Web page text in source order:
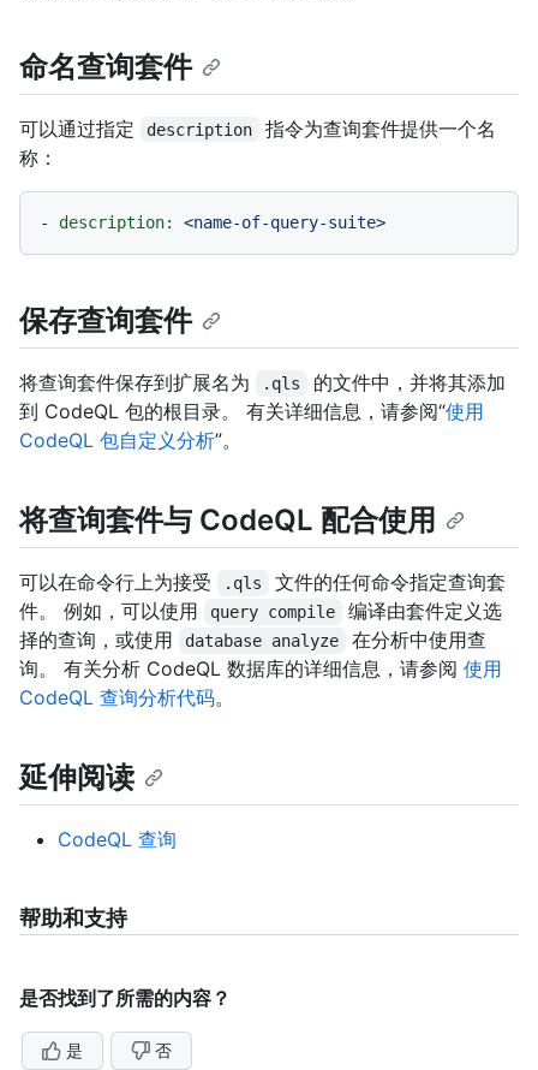
命名查询套件
可以通过指定 description
指令为查询套件提供一个名
称：
- description: <name-of-query-suite>
保存查询套件
将查询套件保存到扩展名为 .qls
的文件中，并将其添加
到 CodeQL 包的根目录。 有关详细信息，请参阅“使用
CodeQL 包自定义分析”。
将查询套件与 CodeQL 配合使用
可以在命令行上为接受 .qls
文件的任何命令指定查询套
件。 例如，可以使用
query compile
编译由套件定义选
择的查询，或使用
database analyze
在分析中使用查
询。 有关分析 CodeQL 数据库的详细信息，请参阅 使用
CodeQL 查询分析代码。
延伸阅读
CodeQL 查询
帮助和支持
是否找到了所需的内容？
是 否